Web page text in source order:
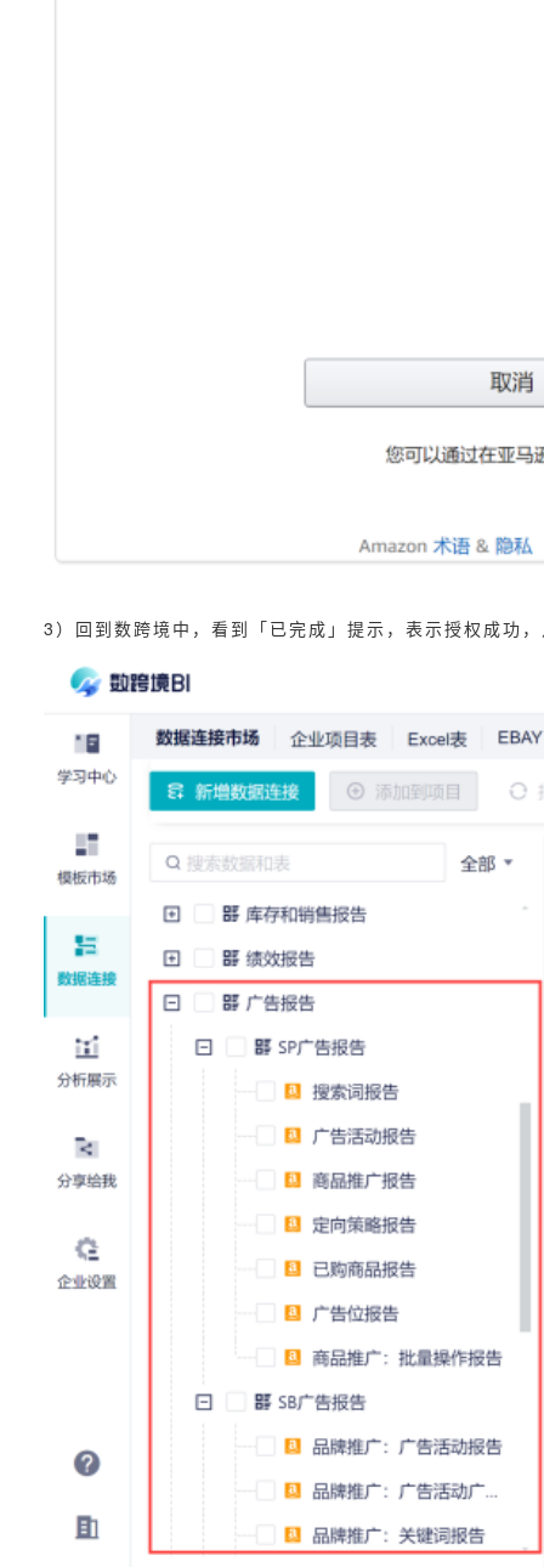
3）回到数跨境中，看到「已完成」提示，表示授权成功